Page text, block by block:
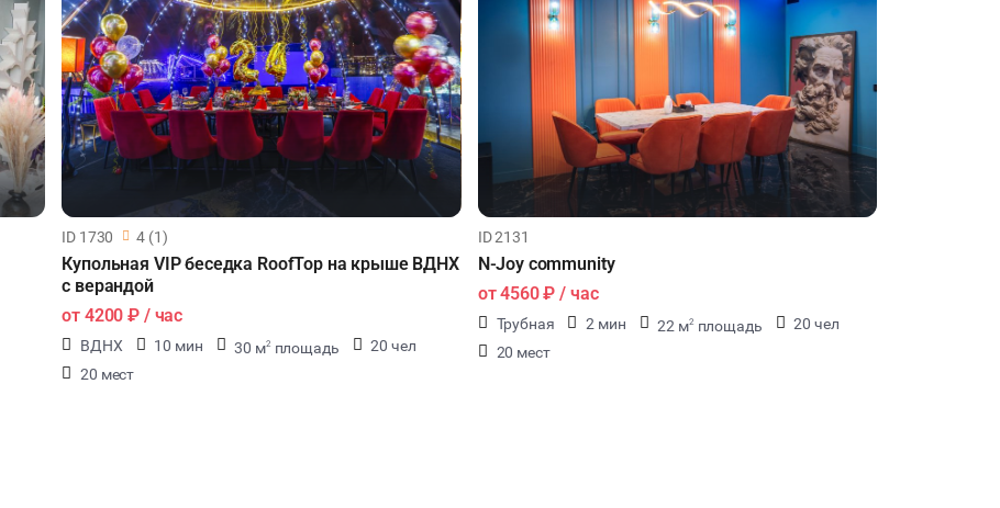
ID 1730 4 (1)
Купольная VIP беседка RoofTop на крыше ВДНХ
с верандой
от 4200 ₽ / час
ВДНХ 10 мин 30 м2 площадь
20 чел
20 мест
ID 2131
N-Joy community
от4560 ₽ / час
Трубная 2 мин 22 м2 площадь
20 чел
20 мест